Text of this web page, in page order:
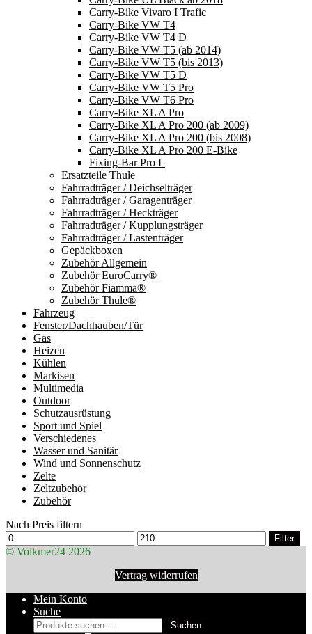
Carry-Bike Vivaro I Trafic
Carry-Bike VW T4
Carry-Bike VW T4 D
Carry-Bike VW T5 (ab 2014)
Carry-Bike VW T5 (bis 2013)
Carry-Bike VW T5 D
Carry-Bike VW T5 Pro
Carry-Bike VW T6 Pro
Carry-Bike XL A Pro
Carry-Bike XL A Pro 200 (ab 2009)
Carry-Bike XL A Pro 200 (bis 2008)
Carry-Bike XL A Pro 200 E-Bike
Fixing-Bar Pro L
Ersatzteile Thule
Fahrradträger / Deichselträger
Fahrradträger / Garagenträger
Fahrradträger / Heckträger
Fahrradträger / Kupplungsträger
Fahrradträger / Lastenträger
Gepäckboxen
Zubehör Allgemein
Zubehör EuroCarry®
Zubehör Fiamma®
Zubehör Thule®
Fahrzeug
Fenster/Dachhauben/Tür
Gas
Heizen
Kühlen
Markisen
Multimedia
Outdoor
Schutzausrüstung
Sport und Spiel
Verschiedenes
Wasser und Sanitär
Wind und Sonnenschutz
Zelte
Zeltzubehör
Zubehör
Nach Preis filtern
Min.
Preis
Max.
Preis
Filter
© Volkmer24 2026
Vertrag widerrufen
Mein Konto
Suche
Suchen
Suchen